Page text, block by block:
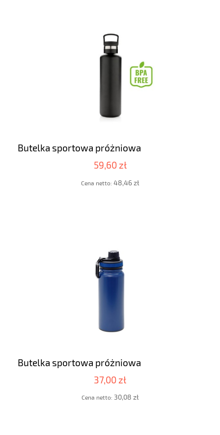
Butelka sportowa próżniowa
59,60 zł
Cena netto: 48,46 zł
Butelka sportowa próżniowa
37,00 zł
Cena netto: 30,08 zł